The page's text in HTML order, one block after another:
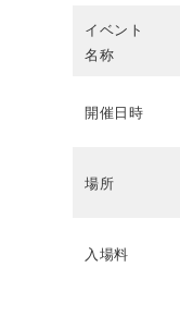
イベント
名称
開催日時
場所
入場料